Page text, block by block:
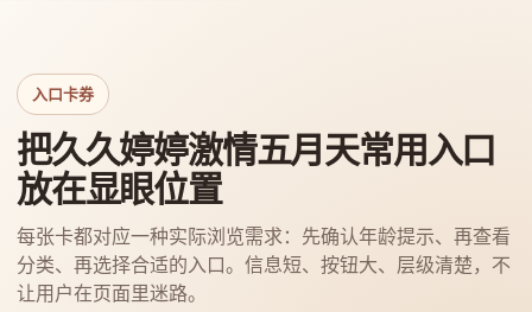
入口卡券
把久久婷婷激情五月天常用入口
放在显眼位置
每张卡都对应一种实际浏览需求：先确认年龄提示、再查看
分类、再选择合适的入口。信息短、按钮大、层级清楚，不
让用户在页面里迷路。